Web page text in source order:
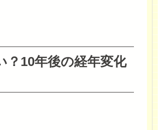
？10年後の経年変化